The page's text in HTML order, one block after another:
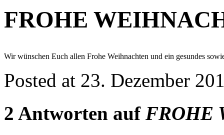
FROHE
Wir wünschen Euch allen Frohe Weihnachten und ein gesundes
Posted at 23. Dezember
2 Antworten auf FROHE